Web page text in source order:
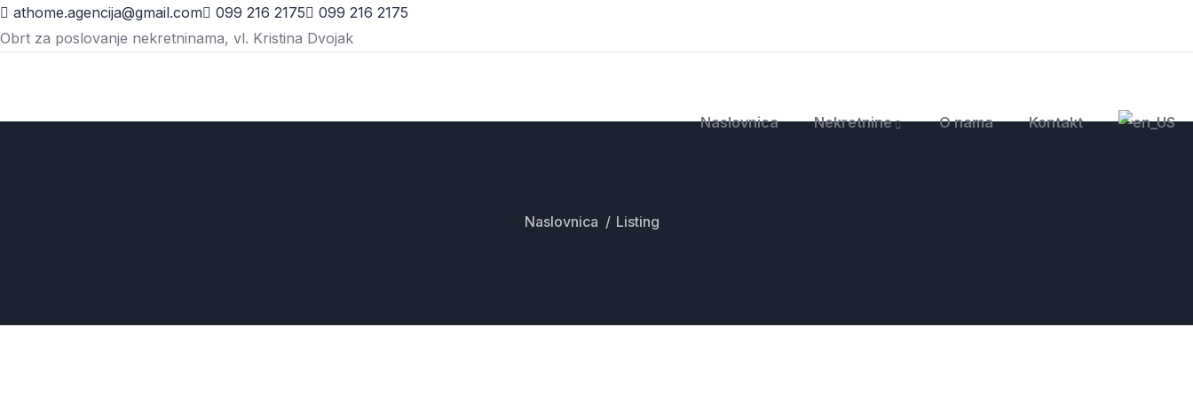
athome.agencija@gmail.com 099 216 2175
099 216 2175
Obrt za poslovanje nekretninama, vl. Kristina Dvojak
Naslovnica Nekretnine O nama Kontakt
Naslovnica Listing